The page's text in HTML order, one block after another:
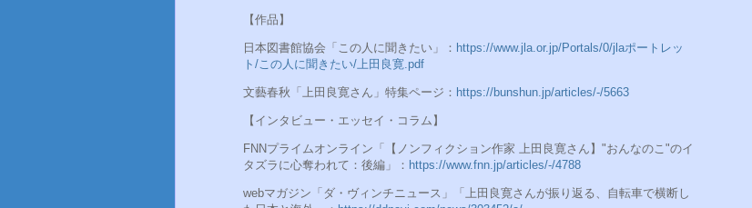
【作品】
日本図書館協会「この人に聞きたい」： https://www.jla.or.jp/Portals/0/jlaポートレッ
ト/この人に聞きたい/上田良寛.pdf
文藝春秋「上田良寛さん」特集ページ： https://bunshun.jp/articles/-/5663
【インタビュー・エッセイ・コラム】
FNNプライムオンライン「【ノンフィクション作家 上田良寛さん】"おんなのこ"のイ
タズラに心奪われて：後編」： https://www.fnn.jp/articles/-/4788
webマガジン「ダ・ヴィンチニュース」「上田良寛さんが振り返る、自転車で横断し